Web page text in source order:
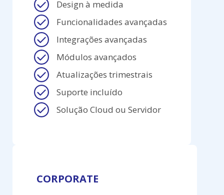
Design à medida
Funcionalidades avançadas
Integrações avançadas
Módulos avançados
Atualizações trimestrais
Suporte incluído
Solução Cloud ou Servidor
CORPORATE